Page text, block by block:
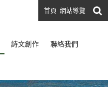
首頁 網站導覽
詩文創作 聯絡我們